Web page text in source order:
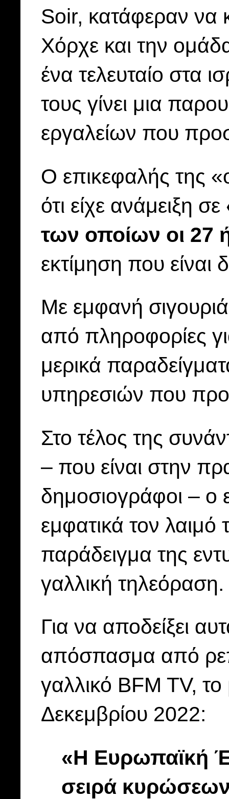
Soir, κατάφεραν να
Χόρχε και την
ένα τελευταίο στα
τους γίνει μια
εργαλείων που
Ο επικεφαλής της
ότι είχε ανάμειξη σε
των οποίων οι 27
εκτίμηση που είναι
Με εμφανή
από πληροφορίες
μερικά
υπηρεσιών που
Στο τέλος της
– που είναι στην
δημοσιογράφοι – ο
εμφατικά τον λαιμό
παράδειγμα της
γαλλική τηλεόραση.
Για να αποδείξει
απόσπασμα από
γαλλικό BFM TV,
Δεκεμβρίου 2022:
«Η Ευρωπαϊκή
σειρά